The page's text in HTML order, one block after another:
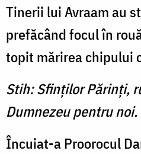
Tine­rii lui Avraam au
prefăcând focul în
topit mărirea chipului
Stih: Sfinţilor Părinţi,
Dumnezeu pentru noi.
Încuiat-a Proorocul